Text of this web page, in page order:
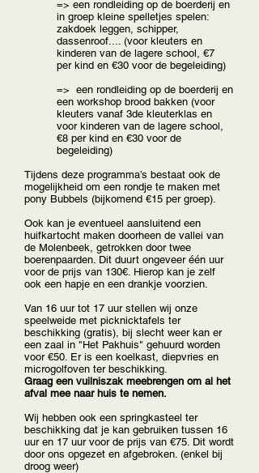
=> een rondleiding op de boerderij en
in groep kleine spelletjes spelen:
zakdoek leggen, schipper,
dassenroof.... (voor kleuters en
kinderen van de lagere school, €7
per kind en €30 voor de begeleiding)
=> een rondleiding op de boerderij en
een workshop brood bakken (voor
kleuters vanaf 3de kleuterklas en
voor kinderen van de lagere school,
€8 per kind en €30 voor de
begeleiding)
Tijdens deze programma’s bestaat ook de
mogelijkheid om een rondje te maken met
pony Bubbels (bijkomend €15 per groep).
Ook kan je eventueel aansluitend een
huifkartocht maken doorheen de vallei van
de Molenbeek, getrokken door twee
boerenpaarden. Dit duurt ongeveer één uur
voor de prijs van 130€. Hierop kan je zelf
ook een hapje en een drankje voorzien.
Van 16 uur tot 17 uur stellen wij onze
speelweide met picknicktafels ter
beschikking (gratis), bij slecht weer kan er
een zaal in "Het Pakhuis" gehuurd worden
voor €50. Er is een koelkast, diepvries en
microgolfoven ter beschikking.
Graag een vuilniszak meebrengen om al het
afval mee naar huis te nemen.
Wij hebben ook een springkasteel ter
beschikking dat je kan gebruiken tussen 16
uur en 17 uur voor de prijs van €75. Dit wordt
door ons opgezet en afgebroken. (enkel bij
droog weer)